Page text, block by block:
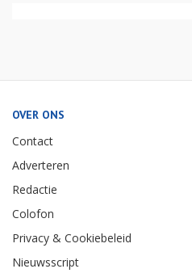
OVER ONS
Contact
Adverteren
Redactie
Colofon
Privacy & Cookiebeleid
Nieuwsscript